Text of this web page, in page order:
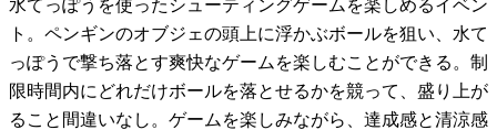
水てっぽうを使ったシューティングゲームを楽しめるイベン
ト。ペンギンのオブジェの頭上に浮かぶボールを狙い、水て
っぽうで撃ち落とす爽快なゲームを楽しむことができる。制
限時間内にどれだけボールを落とせるかを競って、盛り上が
ること間違いなし。ゲームを楽しみながら、達成感と清涼感